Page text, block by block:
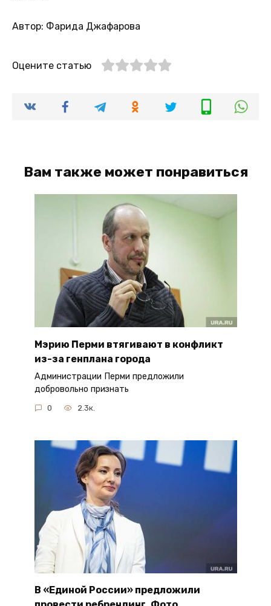
Автор: Фарида Джафарова
Оцените статью
Вам также может понравиться
Мэрию Перми втягивают в конфликт
из-за генплана города
Администрации Перми предложили
добровольно признать
0 2.3к.
В «Единой России» предложили